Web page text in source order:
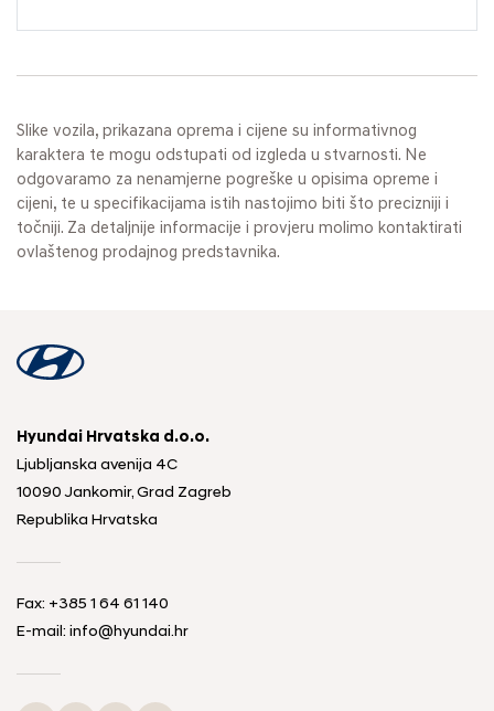
Slike vozila, prikazana oprema i cijene su informativnog
karaktera te mogu odstupati od izgleda u stvarnosti. Ne
odgovaramo za nenamjerne pogreške u opisima opreme i
cijeni, te u specifikacijama istih nastojimo biti što precizniji i
točniji. Za detaljnije informacije i provjeru molimo kontaktirati
ovlaštenog prodajnog predstavnika.
Hyundai Hrvatska d.o.o.
Ljubljanska avenija 4C
10090 Jankomir, Grad Zagreb
Republika Hrvatska
Fax: +385 1 64 61 140
E-mail: info@hyundai.hr